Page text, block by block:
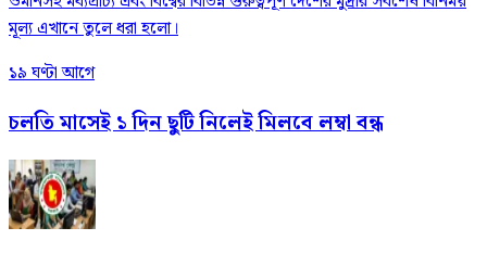
মূল্য এখানে তুলে ধরা হলো।
১৯ ঘণ্টা আগে
চলতি মাসেই ১ দিন ছুটি নিলেই মিলবে লম্বা বন্ধ